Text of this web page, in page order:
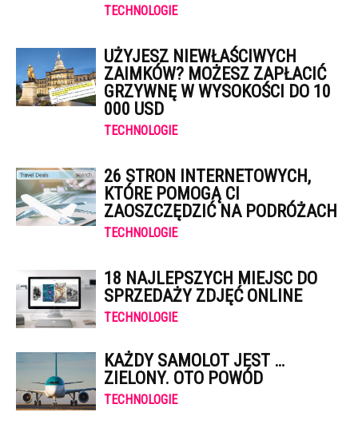
TECHNOLOGIE
UŻYJESZ NIEWŁAŚCIWYCH
ZAIMKÓW? MOŻESZ ZAPŁACIĆ
GRZYWNĘ W WYSOKOŚCI DO 10
000 USD
TECHNOLOGIE
26 STRON INTERNETOWYCH,
KTÓRE POMOGĄ CI
ZAOSZCZĘDZIĆ NA PODRÓŻACH
TECHNOLOGIE
18 NAJLEPSZYCH MIEJSC DO
SPRZEDAŻY ZDJĘĆ ONLINE
TECHNOLOGIE
KAŻDY SAMOLOT JEST …
ZIELONY. OTO POWÓD
TECHNOLOGIE